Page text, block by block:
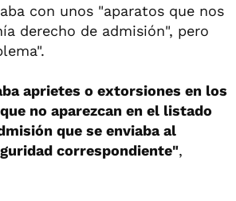
con unos "aparatos que nos
derecho de admisión", pero
aprietes o extorsiones en los
no aparezcan en el listado
que se enviaba al
correspondiente",